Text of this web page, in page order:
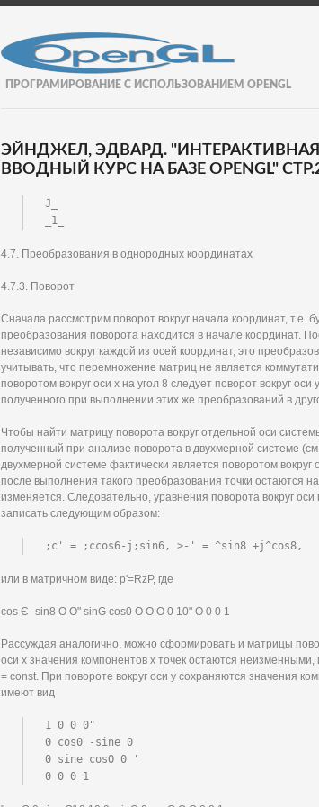
ПРОГРАМИРОВАНИЕ С ИСПОЛЬЗОВАНИЕМ OPENGL
ЭЙНДЖЕЛ, ЭДВАРД.
ВВОДНЫЙ КУРС НА БАЗЕ OPENGL"
J_
_1_
4.7. Преобразования в однородных координатах
4.7.3. Поворот
Сначала рассмотрим поворот вокруг начала координат, т.е.
преобразования поворота находится в начале координат.
независимо вокруг каждой из осей координат, это
учитывать, что перемножение матриц не является
поворотом вокруг оси х на угол 8 следует поворот вокруг
полученного при выполнении этих же преобразований в
Чтобы найти матрицу поворота вокруг отдельной оси
полученный при анализе поворота в двухмерной системе
двухмерной системе фактически является поворотом
после выполнения такого преобразования точки остаются
изменяется. Следовательно, уравнения поворота вокруг
записать следующим образом:
;c' = ;ccos6-j;sin6, >-' = ^sin8 +j^cos8,
или в матричном виде: p'=RzP, где
cos Є -sin8 О О" sinG cos0 О О О 0 10" О 0 0 1
Рассуждая аналогично, можно сформировать и матрицы
оси х значения компонентов х точек остаются
= const. При повороте вокруг оси у сохраняются значения
имеют вид
1 0 0 0"
0 cos0 -sine 0
0 sine cosO 0 '
0 0 0 1